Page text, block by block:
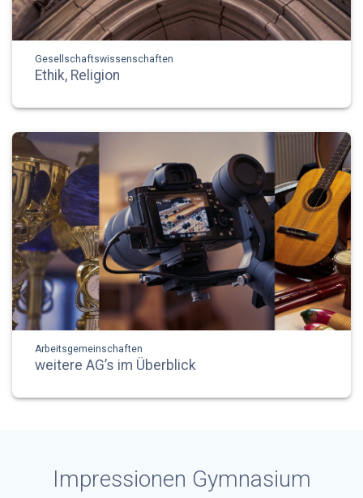
Gesellschaftswissenschaften
Ethik, Religion
Arbeitsgemeinschaften
weitere AG’s im Überblick
Impressionen Gymnasium